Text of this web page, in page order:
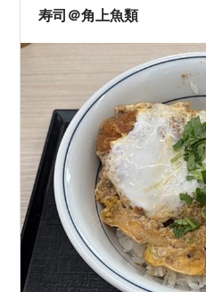
しかないじゃん。」 by夫君
寿司＠角上魚類